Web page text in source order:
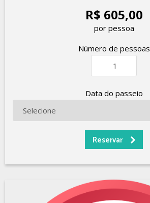
R$ 605,00
por pessoa
Número de pessoas
Data do passeio